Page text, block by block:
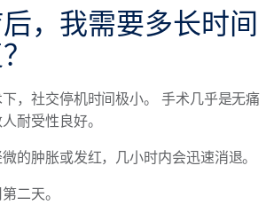
，我需要多长时间
，社交停机时间极小。 手术几乎是无痛
耐受性良好。
的肿胀或发红，几小时内会迅速消退。
二天。